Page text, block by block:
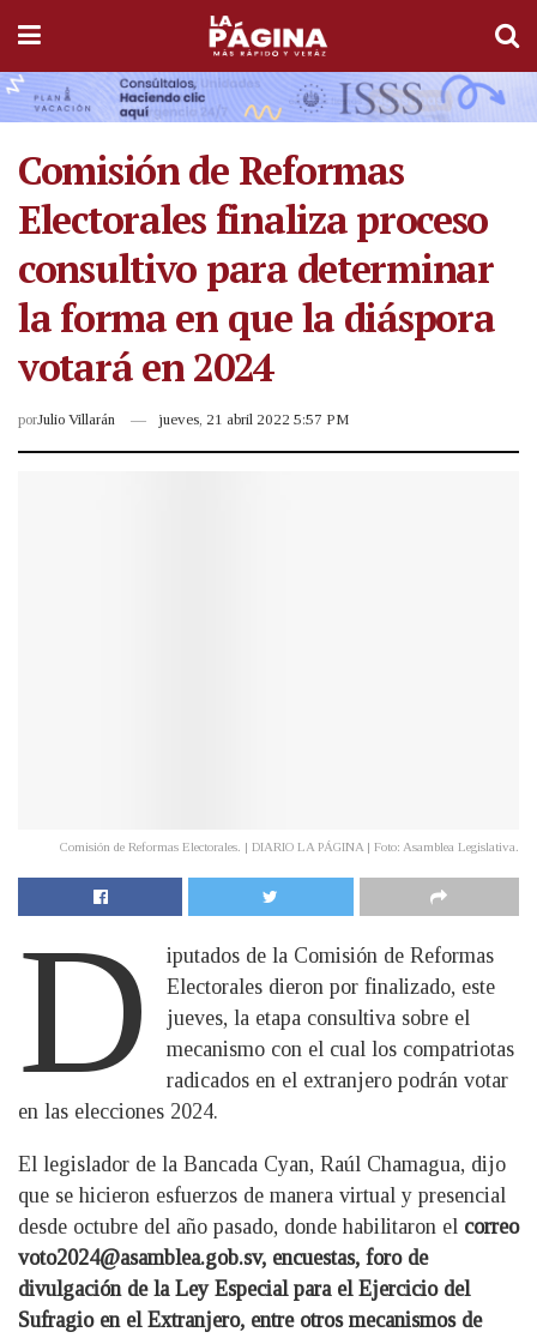
Comisión de Reformas
Electorales finaliza proceso
consultivo para determinar
la forma en que la diáspora
votará en 2024
porJulio Villarán jueves, 21 abril 2022 5:57 PM
Comisión de Reformas Electorales. | DIARIO LA PÁGINA | Foto: Asamblea Legislativa.
D
iputados de la Comisión de Reformas
Electorales dieron por finalizado, este
jueves, la etapa consultiva sobre el
mecanismo con el cual los compatriotas
radicados en el extranjero podrán votar
en las elecciones 2024.
El legislador de la Bancada Cyan, Raúl Chamagua, dijo
que se hicieron esfuerzos de manera virtual y presencial
desde octubre del año pasado, donde habilitaron el correo
voto2024@asamblea.gob.sv, encuestas, foro de
divulgación de la Ley Especial para el Ejercicio del
Sufragio en el Extranjero, entre otros mecanismos de